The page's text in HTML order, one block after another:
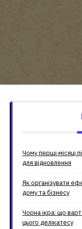
Чому перші місяці
для відновлення
Як організувати
дому та бізнесу
Чорна ікра: що
цього делікатесу